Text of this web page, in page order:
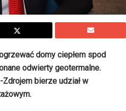
domy ciepłem spod
odwierty geotermalne.
bierze udział w